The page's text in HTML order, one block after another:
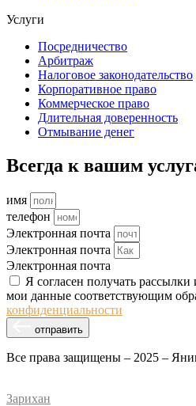
Услуги
Посредничество
Арбитраж
Налоговое законодательство
Корпоративное право
Коммерческое право
Длительная доверенность
Отмывание денег
Всегда к вашим
имя
телефон
Электронная почта
Электронная почта
Электронная почта
Я согласен получать
мои данные соответствующим
конфиденциальности
отправить
Все права защищены – 2025 –
Зарихан